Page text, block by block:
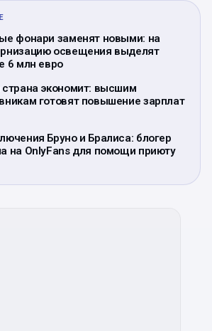
фонари заменят новыми: на
освещения выделят
6 млн евро
страна экономит: высшим
готовят повышение зарплат
Бруно и Бралиса: блогер
на OnlyFans для помощи приюту